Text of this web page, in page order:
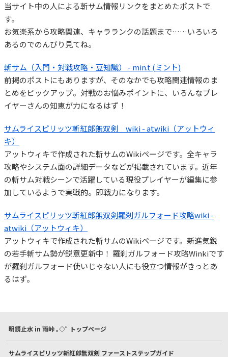
当サイト中の人による斬サム情報リンクをまとめたポストで
す。
お気楽系から攻略関連、キャラランクの話題まで……いろいろ
あるのでのんびり見てね。
斬サム（入門・対戦攻略・豆知識） - min.t (ミント)
前掲のポストにもありますが、そのなかでも攻略関連情報のま
とめをピックアップ。対戦のお悩みポイントに、いろんなプレ
イヤーさんの知恵が力になるはず！
サムライスピリッツ斬紅郎無双剣 wiki - atwiki（アットウィ
キ）
アットウィキで作成された斬サムのWikiページです。全キャラ
攻略やシステム面の詳細データなどが掲載されています。近年
の斬サム対戦シーンで活躍している現役プレイヤーが編集に参
加しているようで実戦的。即戦力になります。
サムライスピリッツ斬紅郎無双剣羅刹ガルフォード攻略wiki -
atwiki（アットウィキ）
アットウィキで作成された斬サムのWikiページです。新進気鋭
の若手斬サム勢が鋭意更新中！ 羅刹ガルフォード攻略Winkiです
が羅刹ガルフォード使いじゃない人にも役立つ情報がきっとあ
るはず。
明鏡止水 in 雨峠 ｡◇ﾟ トップページ
サムライスピリッツ斬紅郎無双剣 ファーストステップガイド